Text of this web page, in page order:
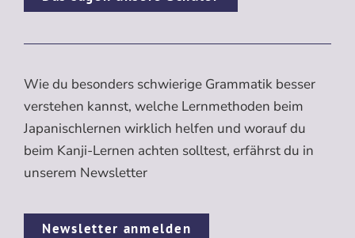
Wie du besonders schwierige Grammatik besser
verstehen kannst, welche Lernmethoden beim
Japanischlernen wirklich helfen und worauf du
beim Kanji-Lernen achten solltest, erfährst du in
unserem Newsletter
Newsletter anmelden